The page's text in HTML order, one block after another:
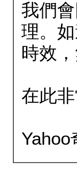
我們
理。
時效
在此